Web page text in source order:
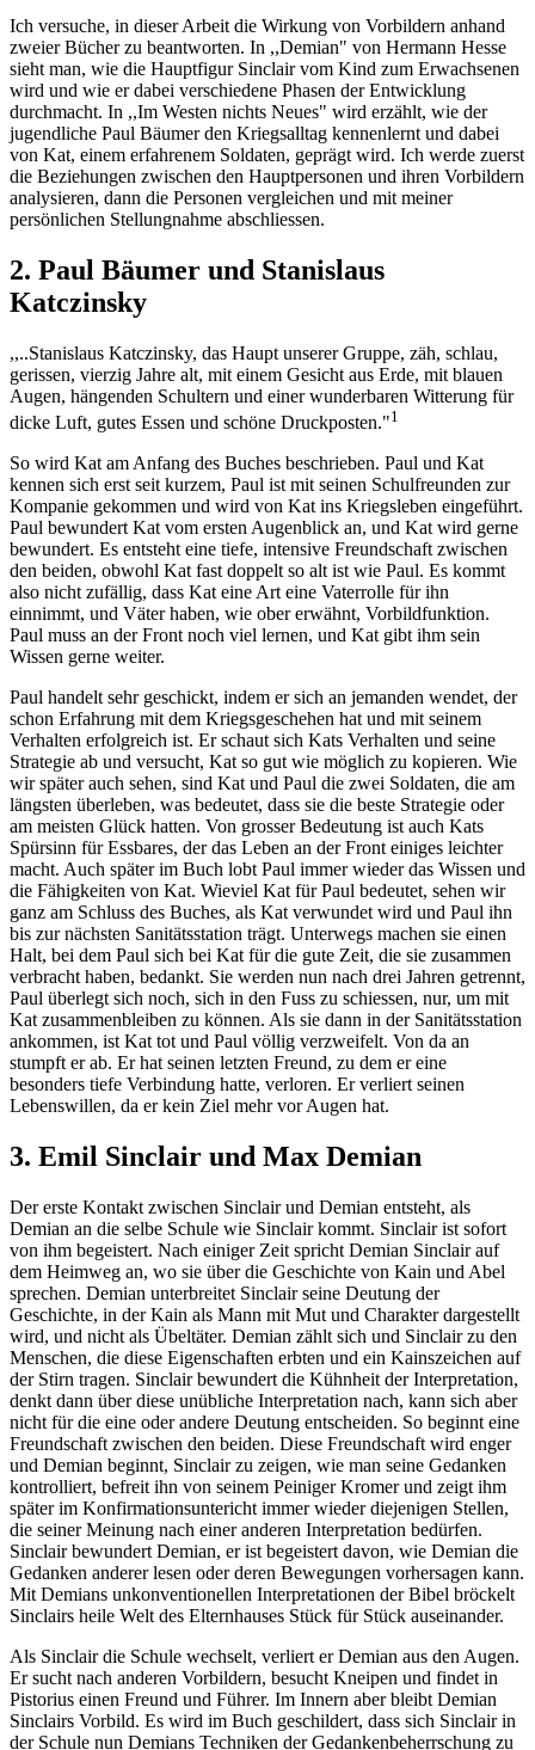
Ich versuche, in dieser Arbeit die Wirkung von Vorbildern anhand
zweier Bücher zu beantworten. In ,,Demian" von Hermann Hesse
sieht man, wie die Hauptfigur Sinclair vom Kind zum Erwachsenen
wird und wie er dabei verschiedene Phasen der Entwicklung
durchmacht. In ,,Im Westen nichts Neues" wird erzählt, wie der
jugendliche Paul Bäumer den Kriegsalltag kennenlernt und dabei
von Kat, einem erfahrenem Soldaten, geprägt wird. Ich werde zuerst
die Beziehungen zwischen den Hauptpersonen und ihren Vorbildern
analysieren, dann die Personen vergleichen und mit meiner
persönlichen Stellungnahme abschliessen.
2. Paul Bäumer und Stanislaus
Katczinsky
,,..Stanislaus Katczinsky, das Haupt unserer Gruppe, zäh, schlau,
gerissen, vierzig Jahre alt, mit einem Gesicht aus Erde, mit blauen
Augen, hängenden Schultern und einer wunderbaren Witterung für
dicke Luft, gutes Essen und schöne Druckposten."1
So wird Kat am Anfang des Buches beschrieben. Paul und Kat
kennen sich erst seit kurzem, Paul ist mit seinen Schulfreunden zur
Kompanie gekommen und wird von Kat ins Kriegsleben eingeführt.
Paul bewundert Kat vom ersten Augenblick an, und Kat wird gerne
bewundert. Es entsteht eine tiefe, intensive Freundschaft zwischen
den beiden, obwohl Kat fast doppelt so alt ist wie Paul. Es kommt
also nicht zufällig, dass Kat eine Art eine Vaterrolle für ihn
einnimmt, und Väter haben, wie ober erwähnt, Vorbildfunktion.
Paul muss an der Front noch viel lernen, und Kat gibt ihm sein
Wissen gerne weiter.
Paul handelt sehr geschickt, indem er sich an jemanden wendet, der
schon Erfahrung mit dem Kriegsgeschehen hat und mit seinem
Verhalten erfolgreich ist. Er schaut sich Kats Verhalten und seine
Strategie ab und versucht, Kat so gut wie möglich zu kopieren. Wie
wir später auch sehen, sind Kat und Paul die zwei Soldaten, die am
längsten überleben, was bedeutet, dass sie die beste Strategie oder
am meisten Glück hatten. Von grosser Bedeutung ist auch Kats
Spürsinn für Essbares, der das Leben an der Front einiges leichter
macht. Auch später im Buch lobt Paul immer wieder das Wissen und
die Fähigkeiten von Kat. Wieviel Kat für Paul bedeutet, sehen wir
ganz am Schluss des Buches, als Kat verwundet wird und Paul ihn
bis zur nächsten Sanitätsstation trägt. Unterwegs machen sie einen
Halt, bei dem Paul sich bei Kat für die gute Zeit, die sie zusammen
verbracht haben, bedankt. Sie werden nun nach drei Jahren getrennt,
Paul überlegt sich noch, sich in den Fuss zu schiessen, nur, um mit
Kat zusammenbleiben zu können. Als sie dann in der Sanitätsstation
ankommen, ist Kat tot und Paul völlig verzweifelt. Von da an
stumpft er ab. Er hat seinen letzten Freund, zu dem er eine
besonders tiefe Verbindung hatte, verloren. Er verliert seinen
Lebenswillen, da er kein Ziel mehr vor Augen hat.
3. Emil Sinclair und Max Demian
Der erste Kontakt zwischen Sinclair und Demian entsteht, als
Demian an die selbe Schule wie Sinclair kommt. Sinclair ist sofort
von ihm begeistert. Nach einiger Zeit spricht Demian Sinclair auf
dem Heimweg an, wo sie über die Geschichte von Kain und Abel
sprechen. Demian unterbreitet Sinclair seine Deutung der
Geschichte, in der Kain als Mann mit Mut und Charakter dargestellt
wird, und nicht als Übeltäter. Demian zählt sich und Sinclair zu den
Menschen, die diese Eigenschaften erbten und ein Kainszeichen auf
der Stirn tragen. Sinclair bewundert die Kühnheit der Interpretation,
denkt dann über diese unübliche Interpretation nach, kann sich aber
nicht für die eine oder andere Deutung entscheiden. So beginnt eine
Freundschaft zwischen den beiden. Diese Freundschaft wird enger
und Demian beginnt, Sinclair zu zeigen, wie man seine Gedanken
kontrolliert, befreit ihn von seinem Peiniger Kromer und zeigt ihm
später im Konfirmationsuntericht immer wieder diejenigen Stellen,
die seiner Meinung nach einer anderen Interpretation bedürfen.
Sinclair bewundert Demian, er ist begeistert davon, wie Demian die
Gedanken anderer lesen oder deren Bewegungen vorhersagen kann.
Mit Demians unkonventionellen Interpretationen der Bibel bröckelt
Sinclairs heile Welt des Elternhauses Stück für Stück auseinander.
Als Sinclair die Schule wechselt, verliert er Demian aus den Augen.
Er sucht nach anderen Vorbildern, besucht Kneipen und findet in
Pistorius einen Freund und Führer. Im Innern aber bleibt Demian
Sinclairs Vorbild. Es wird im Buch geschildert, dass sich Sinclair in
der Schule nun Demians Techniken der Gedankenbeherrschung zu